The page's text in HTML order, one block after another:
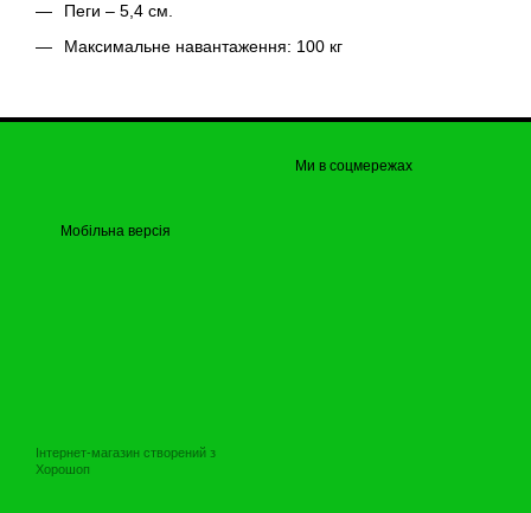
Пеги – 5,4 см.
Максимальне навантаження: 100 кг
Мобільна версія
Інтернет-магазин створений з
Хорошоп
Ми в соцмережах